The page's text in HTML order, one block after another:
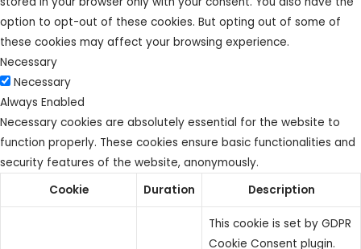
option to opt-out of these cookies. But opting out of some of
these cookies may affect your browsing experience.
Necessary
Necessary
Always Enabled
Necessary cookies are absolutely essential for the website to
function properly. These cookies ensure basic functionalities and
security features of the website, anonymously.
Cookie
Duration Description
This cookie is set by GDPR
Cookie Consent plugin.